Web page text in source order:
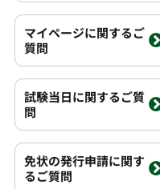
マイページに関するご
質問
試験当日に関するご質
問
免状の発行申請に関す
るご質問